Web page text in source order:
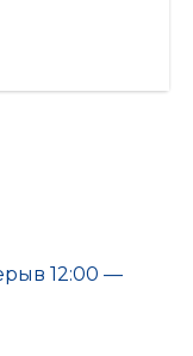
12:00 —